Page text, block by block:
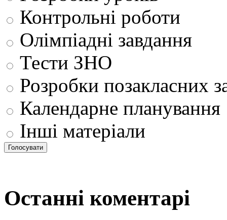
Контрольні роботи
Олімпіадні завдання
Тести ЗНО
Розробки позакласних
Календарне планування
Інші матеріали
Останні коментарі